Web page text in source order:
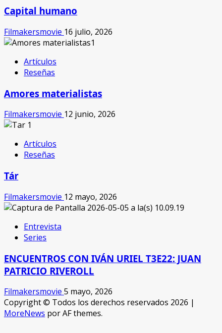
Capital humano
Filmakersmovie 16 julio, 2026
Artículos
Reseñas
Amores materialistas
Filmakersmovie 12 junio, 2026
Artículos
Reseñas
Tár
Filmakersmovie 12 mayo, 2026
Entrevista
Series
ENCUENTROS CON IVÁN URIEL T3E22: JUAN
PATRICIO RIVEROLL
Filmakersmovie 5 mayo, 2026
Copyright © Todos los derechos reservados 2026 |
MoreNews por AF themes.